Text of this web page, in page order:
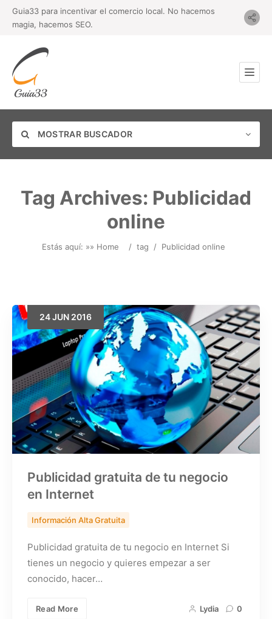
Guia33 para incentivar el comercio local. No hacemos
magia, hacemos SEO.
MOSTRAR BUSCADOR
Buscar
Tag Archives: Publicidad
online
Estás aquí: »» Home / tag / Publicidad online
24JUN 2016
Publicidad gratuita de tu negocio
en Internet
Información Alta Gratuita
Publicidad gratuita de tu negocio en Internet Si
tienes un negocio y quieres empezar a ser
conocido, hacer…
Read More Lydia 0